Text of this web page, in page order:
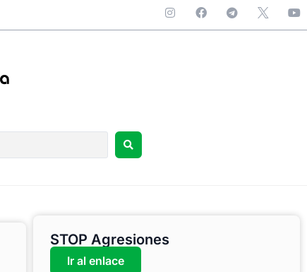
STOP Agresiones
Ir al enlace